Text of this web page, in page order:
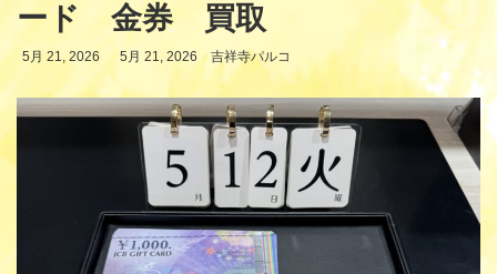
ード 金券 買取
5月 21, 2026
最
更
新
5月 21, 2026 吉祥寺パルコ